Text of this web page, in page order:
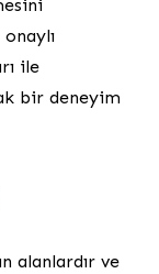
ile
bir deneyim
alanlardır ve